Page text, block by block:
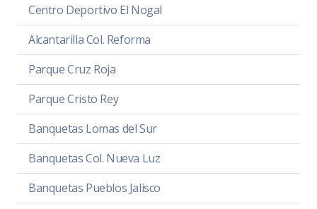
Centro Deportivo El Nogal
Alcantarilla Col. Reforma
Parque Cruz Roja
Parque Cristo Rey
Banquetas Lomas del Sur
Banquetas Col. Nueva Luz
Banquetas Pueblos Jalisco